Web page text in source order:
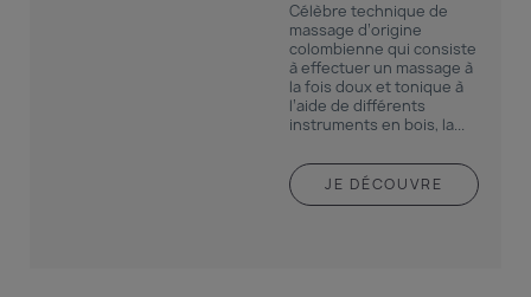
Célèbre technique de
massage d’origine
colombienne qui consiste
à effectuer un massage à
la fois doux et tonique à
l’aide de différents
instruments en bois, la...
JE DÉCOUVRE